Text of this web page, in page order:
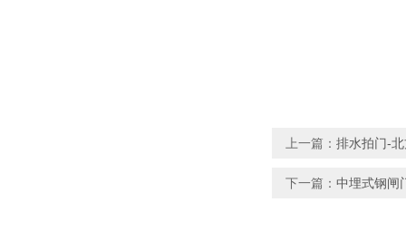
上一篇： 排水拍门-
下一篇： 中埋式钢闸